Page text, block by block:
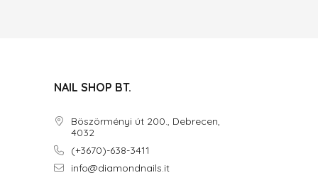
NAIL SHOP BT.
Böszörményi út 200., Debrecen,
4032
(+3670)-638-3411
info@diamondnails.it